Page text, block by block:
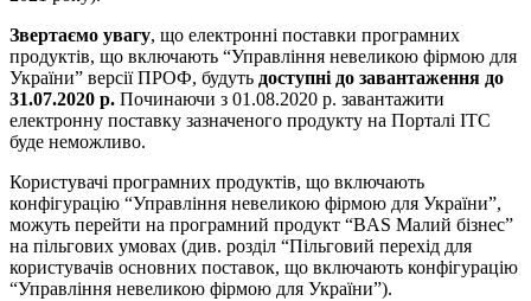
Звертаємо увагу, що електронні поставки програмних
продуктів, що включають “Управління невеликою фірмою для
України” версії ПРОФ, будуть доступні до завантаження до
31.07.2020 р. Починаючи з 01.08.2020 р. завантажити
електронну поставку зазначеного продукту на Порталі ІТС
буде неможливо.
Користувачі програмних продуктів, що включають
конфігурацію “Управління невеликою фірмою для України”,
можуть перейти на програмний продукт “BAS Малий бізнес”
на пільгових умовах (див. розділ “Пільговий перехід для
користувачів основних поставок, що включають конфігурацію
“Управління невеликою фірмою для України”).